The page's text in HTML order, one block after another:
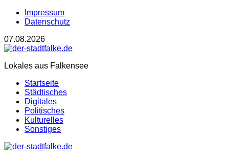
Impressum
Datenschutz
07.08.2026
Lokales aus Falkensee
Startseite
Städtisches
Digitales
Politisches
Kulturelles
Sonstiges